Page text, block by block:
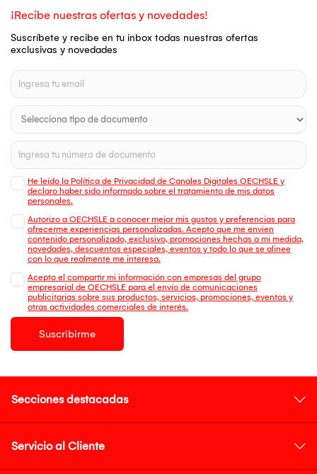
¡Recibe nuestras ofertas y novedades!
Suscríbete y recibe en tu inbox todas nuestras ofertas
exclusivas y novedades
He leído la Política de Privacidad de Canales Digitales OECHSLE y
declaro haber sido informado sobre el tratamiento de mis datos
personales.
Autorizo a OECHSLE a conocer mejor mis gustos y preferencias para
ofrecerme experiencias personalizadas. Acepto que me envien
contenido personalizado, exclusivo, promociones hechas a mi medida,
novedades, descuentos especiales, eventos y todo lo que se alinee
con lo que realmente me interesa.
Acepto el compartir mi información con empresas del grupo
empresarial de OECHSLE para el envío de comunicaciones
publicitarias sobre sus productos, servicios, promociones, eventos y
otras actividades comerciales de interés.
Suscribirme
Secciones destacadas
Servicio al Cliente